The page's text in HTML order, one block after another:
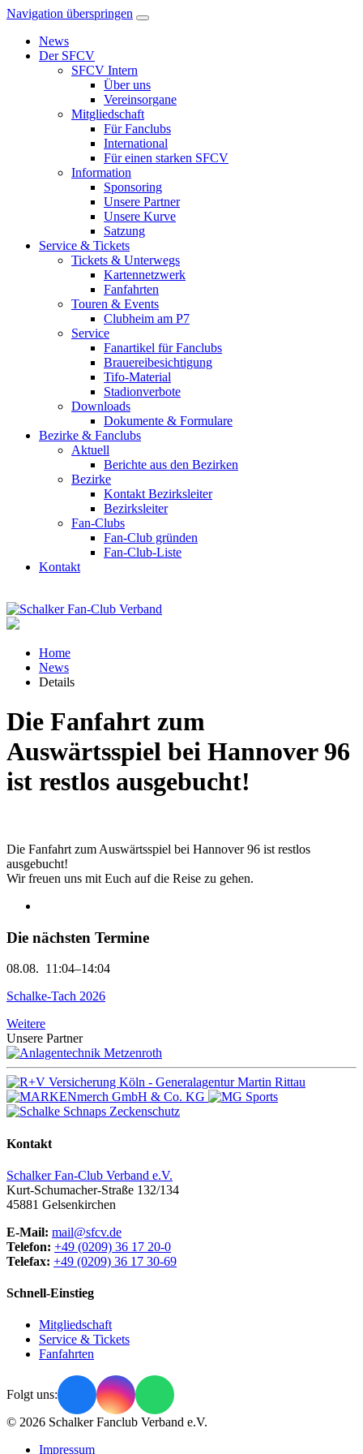
Navigation überspringen
News
Der SFCV
SFCV Intern
Über uns
Vereinsorgane
Mitgliedschaft
Für Fanclubs
International
Für einen starken SFCV
Information
Sponsoring
Unsere Partner
Unsere Kurve
Satzung
Service & Tickets
Tickets & Unterwegs
Kartennetzwerk
Fanfahrten
Touren & Events
Clubheim am P7
Service
Fanartikel für Fanclubs
Brauereibesichtigung
Tifo-Material
Stadionverbote
Downloads
Dokumente & Formulare
Bezirke & Fanclubs
Aktuell
Berichte aus den Bezirken
Bezirke
Kontakt Bezirksleiter
Bezirksleiter
Fan-Clubs
Fan-Club gründen
Fan-Club-Liste
Kontakt
Home
News
Details
Die Fanfahrt zum
Auswärtsspiel bei Hannover 96
ist restlos ausgebucht!
Die Fanfahrt zum Auswärtsspiel bei Hannover 96 ist restlos
ausgebucht!
Wir freuen uns mit Euch auf die Reise zu gehen.
Die nächsten Termine
08.08. 11:04–14:04
Schalke-Tach 2026
Weitere
Unsere Partner
Kontakt
Schalker Fan-Club Verband e.V.
Kurt-Schumacher-Straße 132/134
45881 Gelsenkirchen
E-Mail: mail@sfcv.de
Telefon: +49 (0209) 36 17 20-0
Telefax: +49 (0209) 36 17 30-69
Schnell-Einstieg
Mitgliedschaft
Service & Tickets
Fanfahrten
Folgt uns:
© 2026 Schalker Fanclub Verband e.V.
Impressum